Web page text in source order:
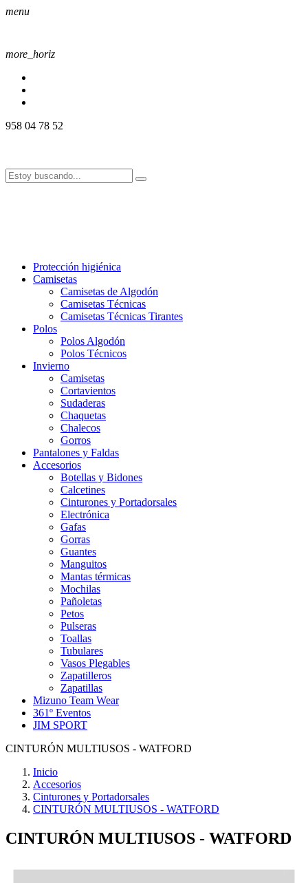
menu
more_horiz
958 04 78 52
Protección higiénica
Camisetas
Camisetas de Algodón
Camisetas Técnicas
Camisetas Técnicas Tirantes
Polos
Polos Algodón
Polos Técnicos
Invierno
Camisetas
Cortavientos
Sudaderas
Chaquetas
Chalecos
Gorros
Pantalones y Faldas
Accesorios
Botellas y Bidones
Calcetines
Cinturones y Portadorsales
Electrónica
Gafas
Gorras
Guantes
Manguitos
Mantas térmicas
Mochilas
Pañoletas
Petos
Pulseras
Toallas
Tubulares
Vasos Plegables
Zapatilleros
Zapatillas
Mizuno Team Wear
361º Eventos
JIM SPORT
CINTURÓN MULTIUSOS - WATFORD
Inicio
Accesorios
Cinturones y Portadorsales
CINTURÓN MULTIUSOS - WATFORD
CINTURÓN MULTIUSOS - WATFORD